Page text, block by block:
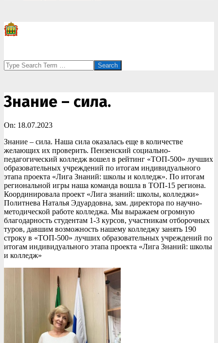
Search
Знание – сила.
On: 18.07.2023
Знание – сила. Наша сила оказалась еще в количестве
желающих их проверить. Пензенский социально-
педагогический колледж вошел в рейтинг «ТОП-500» лучших
образовательных учреждений по итогам индивидуального
этапа проекта «Лига Знаний: школы и колледж». По итогам
региональной игры наша команда вошла в ТОП-15 региона.
Координировала проект «Лига знаний: школы, колледжи»
Политнева Наталья Эдуардовна, зам. директора по научно-
методической работе колледжа. Мы выражаем огромную
благодарность студентам 1-3 курсов, участникам отборочных
туров, давшим возможность нашему колледжу занять 190
строку в «ТОП-500» лучших образовательных учреждений по
итогам индивидуального этапа проекта «Лига Знаний: школы
и колледж»